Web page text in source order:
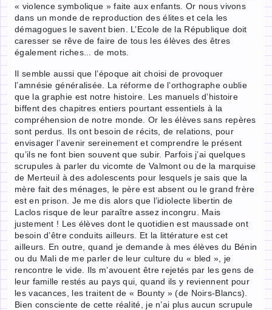
« violence symbolique » faite aux enfants. Or nous vivons
dans un monde de reproduction des élites et cela les
démagogues le savent bien. L’Ecole de la République doit
caresser se rêve de faire de tous les élèves des êtres
également riches... de mots.
Il semble aussi que l’époque ait choisi de provoquer
l’amnésie généralisée. La réforme de l’orthographe oublie
que la graphie est notre histoire. Les manuels d’histoire
biffent des chapitres entiers pourtant essentiels à la
compréhension de notre monde. Or les élèves sans repères
sont perdus. Ils ont besoin de récits, de relations, pour
envisager l’avenir sereinement et comprendre le présent
qu’ils ne font bien souvent que subir. Parfois j’ai quelques
scrupules à parler du vicomte de Valmont ou de la marquise
de Merteuil à des adolescents pour lesquels je sais que la
mère fait des ménages, le père est absent ou le grand frère
est en prison. Je me dis alors que l’idiolecte libertin de
Laclos risque de leur paraître assez incongru. Mais
justement ! Les élèves dont le quotidien est maussade ont
besoin d’être conduits ailleurs. Et la littérature est cet
ailleurs. En outre, quand je demande à mes élèves du Bénin
ou du Mali de me parler de leur culture du « bled », je
rencontre le vide. Ils m’avouent être rejetés par les gens de
leur famille restés au pays qui, quand ils y reviennent pour
les vacances, les traitent de « Bounty » (de Noirs-Blancs).
Bien consciente de cette réalité, je n’ai plus aucun scrupule